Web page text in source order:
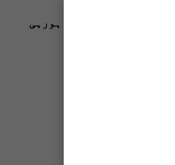
کیسے خطرناک ثابت ہورہی